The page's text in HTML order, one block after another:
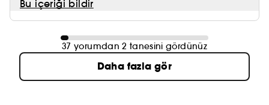
Bu içeriği bildir
37 yorumdan 2 tanesini gördünüz
Daha fazla gör